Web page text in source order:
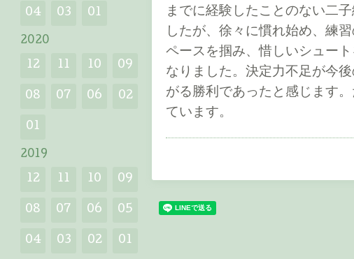
までに経験したことのない二
したが、徐々に慣れ始め、練
ペースを掴み、惜しいシュー
なりました。決定力不足が今
がる勝利であったと感じます
ています。
04 03 01
2020
12 11 10 09
08 07 06 02
01
2019
12 11 10 09
08 07 06 05
04 03 02 01